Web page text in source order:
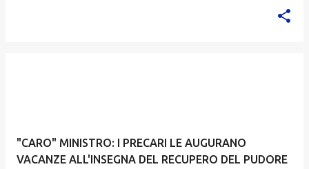
"CARO" MINISTRO: I PRECARI LE AUGURANO
VACANZE ALL'INSEGNA DEL RECUPERO DEL PUDORE